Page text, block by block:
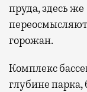
пруда, здесь
горожан.
Комплекс
глубине парка,